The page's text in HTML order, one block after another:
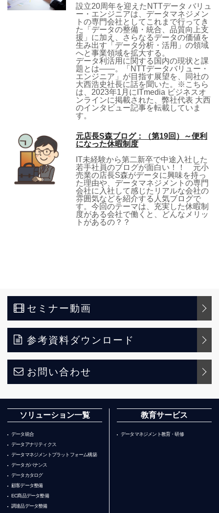
設立20周年を迎えたNTTデータ バリュ
ー・エンジニアは、データマネジメン
トの専門会社としてこれまで行ってき
た「データの整備・統合、品質向上支
援」に加え、さらなるデータの価値を
生み出す「データ分析・活用」の領域
へと事業領域を拡大する。
データ利活用に関する国内の現状と課
題とは――。「NTTデータバリュー・
エンジニア」が目指す展望を、同社の
大西浩史社長に話を聞いた。※こちら
は、2023年1月にITmedia ビジネスオ
ンラインに掲載された、弊社代表 大西
のインタビュー記事を転載していま
す。
元店長S森ブログ：（第19回）～便利
になった休暇制度
IT未経験から第二新卒で中途入社した
若手社員のブログが面白い！！ 元小
売業の店長S森がデータに興味を持っ
た理由や、データマネジメントの専門
会社に入社して感じたリアルな会社の
雰囲気などを紹介する人気ブログで
す。今回のテーマは、充実した休暇制
度がある会社で働くと、どんなメリッ
トがあるの？？
セミナー動画
参考資料ダウンロード
お問い合わせ
ソリューション一覧
データ統合
データアナリティクス
データマネジメントプラットフォーム構築
データガバナンス
データカタログ
顧客データ整備
EC商品データ整備
調達品データ整備
教育サービス
データマネジメント教育・研修